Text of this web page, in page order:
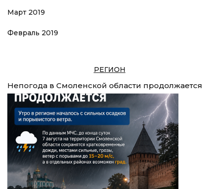
Март 2019
Февраль 2019
РЕГИОН
Непогода в Смоленской области продолжается